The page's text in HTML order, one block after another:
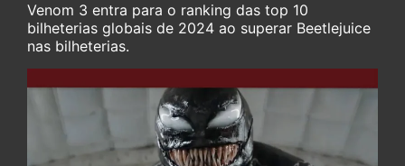
Venom 3 entra para o ranking das top 10
bilheterias globais de 2024 ao superar Beetlejuice
nas bilheterias.